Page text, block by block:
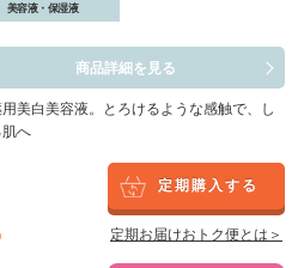
美容液・保湿液
商品詳細を見る
美白美容液。とろけるような感触で、し
へ
定期購入する
定期お届けおトク便とは＞